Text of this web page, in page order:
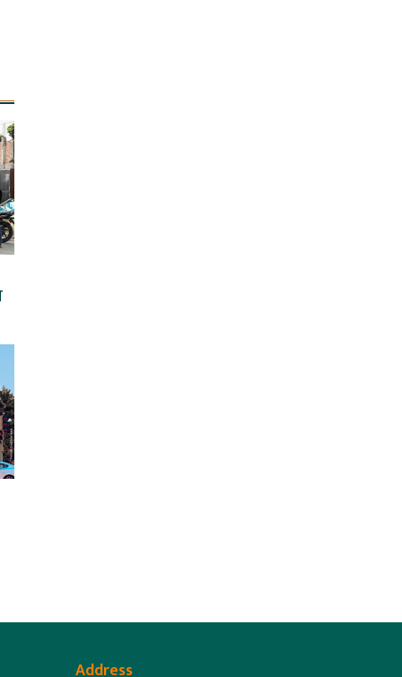
Address